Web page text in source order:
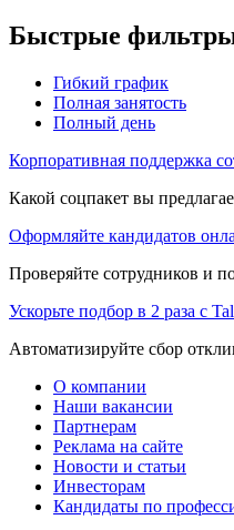
Быстрые
Гибкий график
Полная занятость
Полный день
Корпоративная поддержка
Какой соцпакет вы
Оформляйте кандидатов
Проверяйте сотрудников и
Ускорьте подбор в 2 раза с
Автоматизируйте сбор
О компании
Наши вакансии
Партнерам
Реклама на сайте
Новости и статьи
Инвесторам
Кандидаты по